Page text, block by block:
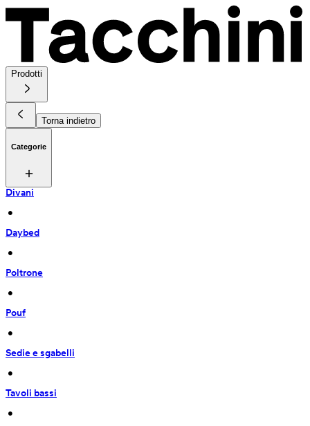
Prodotti
Torna indietro
Categorie
Divani
•
Daybed
•
Poltrone
•
Pouf
•
Sedie e sgabelli
•
Tavoli bassi
•